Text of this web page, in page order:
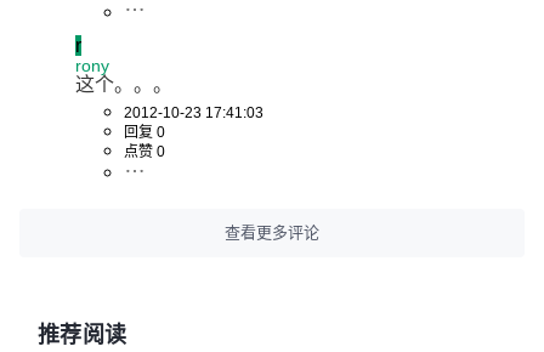
r
rony
这个。。。
2012-10-23 17:41:03
回复 0
点赞 0
查看更多评论
推荐阅读